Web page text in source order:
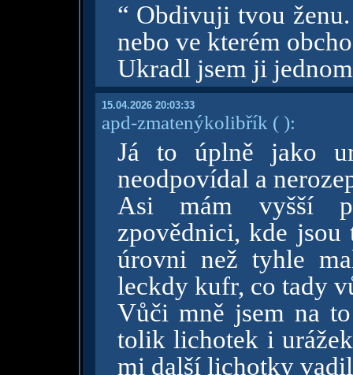
“ Obdivuji tvou
nebo ve kterém
Ukradl jsem ji
15.04.2026 20:03:33
apd-zmatenýkolibřík ( ):
Já to úplně jako
neodpovídal a
Asi mám vyšší
zpovědnici, kde
úrovni než tyhle
leckdy kufr, co tady
Vůči mně jsem na
tolik lichotek i
mi další lichotky